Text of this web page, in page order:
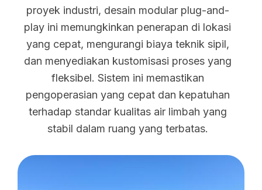
proyek industri, desain modular plug-and-
play ini memungkinkan penerapan di lokasi
yang cepat, mengurangi biaya teknik sipil,
dan menyediakan kustomisasi proses yang
fleksibel. Sistem ini memastikan
pengoperasian yang cepat dan kepatuhan
terhadap standar kualitas air limbah yang
stabil dalam ruang yang terbatas.